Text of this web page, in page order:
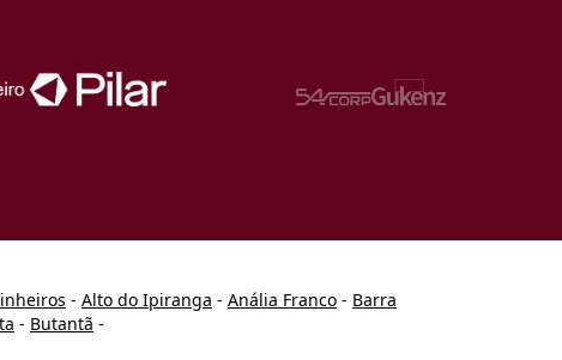
- Alto do Ipiranga - Anália Franco - Barra
- Butantã -